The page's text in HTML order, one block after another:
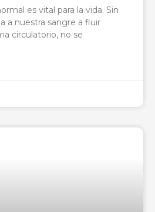
es vital para la vida. Sin
a nuestra sangre a fluir
circulatorio, no se